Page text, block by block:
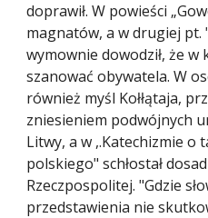
doprawił. W powieści
magnatów, a w drugiej pt.
wymownie dowodził, że w
szanować obywatela. W
również myśl Kołłątaja,
zniesieniem podwójnych
Litwy, a w ,.Katechizmie o
polskiego" schłostał
Rzeczpospolitej. "Gdzie
przedstawienia nie